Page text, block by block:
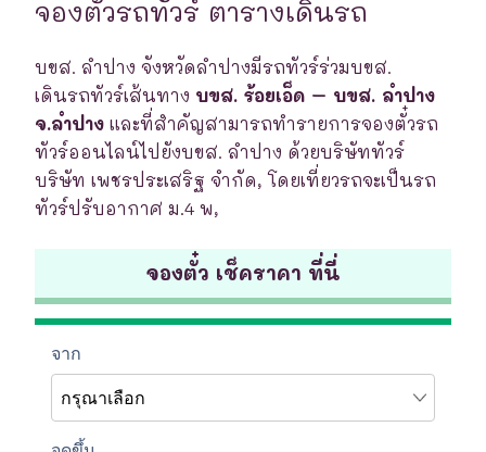
จองตั๋วรถทัวร์ ตารางเดินรถ
บขส. ลำปาง จังหวัดลำปางมีรถทัวร์ร่วมบขส.
เดินรถทัวร์เส้นทาง บขส. ร้อยเอ็ด – บขส. ลำปาง
จ.ลำปาง และที่สำคัญสามารถทำรายการจองตั๋วรถ
ทัวร์ออนไลน์ไปยังบขส. ลำปาง ด้วยบริษัททัวร์
บริษัท เพชรประเสริฐ จำกัด, โดยเที่ยวรถจะเป็นรถ
ทัวร์ปรับอากาศ ม.4 พ,
จองตั๋ว เช็คราคา ที่นี่